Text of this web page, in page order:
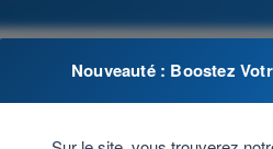
non impliquées
opérationnel pour absorber
Nouveauté : Boostez